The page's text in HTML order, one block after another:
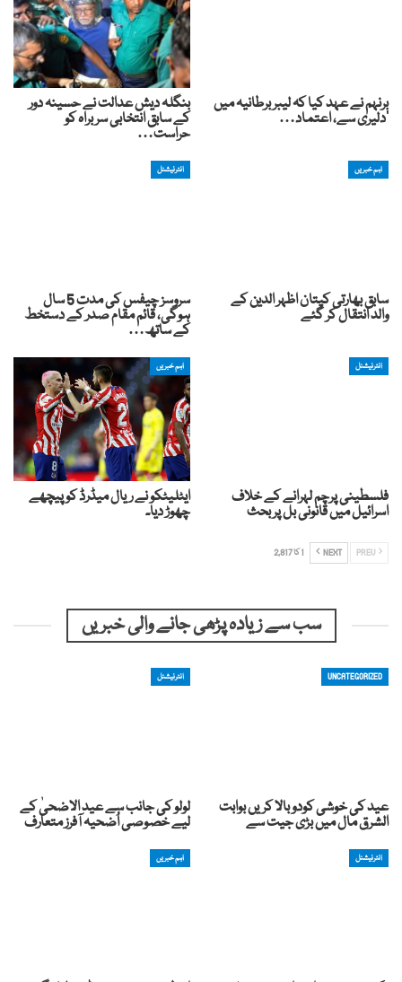
برنہم نے عہد کیا کہ لیبر برطانیہ میں
‘دلیری سے، اعتماد…
بنگلہ دیش عدالت نے حسینہ دور
کے سابق انتخابی سربراہ کو
حراست…
اہم خبریں
سابق بھارتی کپتان اظہر الدین کے
والد انتقال کر گئے
انٹرنیشنل
سروسز چیفس کی مدت 5 سال
ہوگی، قائم مقام صدر کے دستخط
کے ساتھ…
انٹرنیشنل
فلسطینی پرچم لہرانے کے خلاف
اسرائیل میں قانونی بل پر بحث
اہم خبریں
ایٹلیٹکو نے ریال میڈرڈ کو پیچھے
چھوڑ دیا۔
NEXT 1 کا 2,817
سب سے زیادہ پڑھی جانے والی خبریں
UNCATEGORIZED
عید کی خوشی کودوبالا کریں بوابت
الشرق مال میں بڑی جیت سے
انٹرنیشنل
لولو کی جانب سے عید الاضحیٰ کے
لیے خصوصی اُضحیہ آفرز متعارف
انٹرنیشنل اہم خبریں